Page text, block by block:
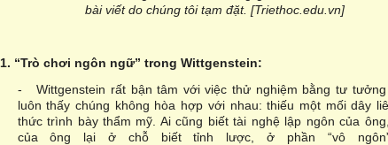
bài viết do chúng tôi tạm đặt. [Triethoc.edu.vn]
1. “Trò chơi ngôn ngữ” trong Wittgenstein:
- Wittgenstein rất bận tâm với việc thử nghiệm bằng tư tưởng
luôn thấy chúng không hòa hợp với nhau: thiếu một mối dây
thức trình bày thẩm mỹ. Ai cũng biết tài nghệ lập ngôn của
của ông lại ở chỗ biết tỉnh lược, ở phần “vô